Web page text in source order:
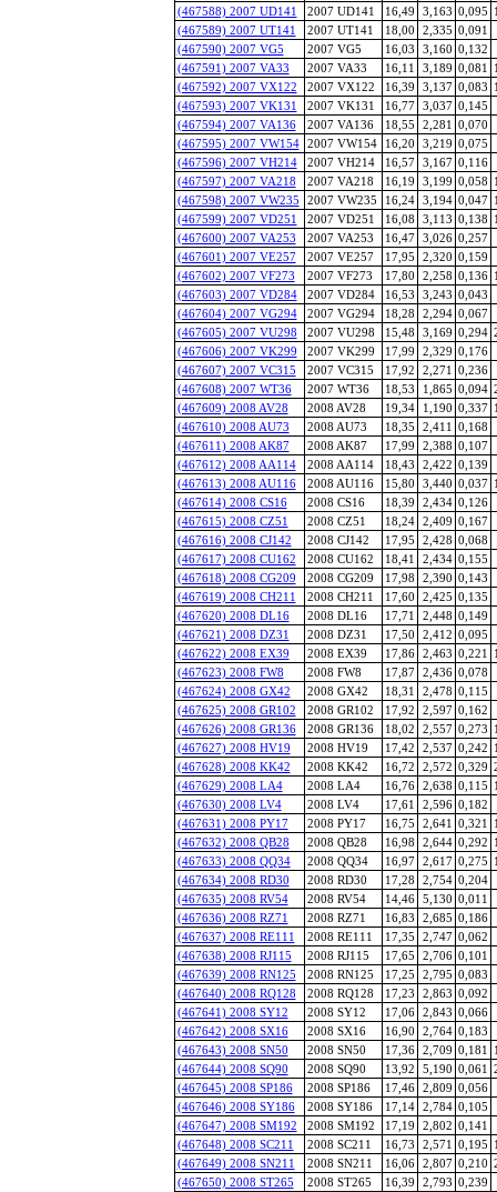
(467588) 2007 UD141
2007 UD141 16,49 3,163 0,095
(467589) 2007 UT141
2007 UT141 18,00 2,335 0,091
(467590) 2007 VG5
2007 VG5 16,03 3,160 0,132
(467591) 2007 VA33
2007 VA33 16,11 3,189 0,081
(467592) 2007 VX122
2007 VX122 16,39 3,137 0,083
(467593) 2007 VK131
2007 VK131 16,77 3,037 0,145
(467594) 2007 VA136
2007 VA136 18,55 2,281 0,070
(467595) 2007 VW154
2007 VW154 16,20 3,219 0,075
(467596) 2007 VH214
2007 VH214 16,57 3,167 0,116
(467597) 2007 VA218
2007 VA218 16,19 3,199 0,058
(467598) 2007 VW235
2007 VW235 16,24 3,194 0,047
(467599) 2007 VD251
2007 VD251 16,08 3,113 0,138
(467600) 2007 VA253
2007 VA253 16,47 3,026 0,257
(467601) 2007 VE257
2007 VE257 17,95 2,320 0,159
(467602) 2007 VF273
2007 VF273 17,80 2,258 0,136
(467603) 2007 VD284
2007 VD284 16,53 3,243 0,043
(467604) 2007 VG294
2007 VG294 18,28 2,294 0,067
(467605) 2007 VU298
2007 VU298 15,48 3,169 0,294
(467606) 2007 VK299
2007 VK299 17,99 2,329 0,176
(467607) 2007 VC315
2007 VC315 17,92 2,271 0,236
(467608) 2007 WT36
2007 WT36 18,53 1,865 0,094
(467609) 2008 AV28
2008 AV28 19,34 1,190 0,337
(467610) 2008 AU73
2008 AU73 18,35 2,411 0,168
(467611) 2008 AK87
2008 AK87 17,99 2,388 0,107
(467612) 2008 AA114
2008 AA114 18,43 2,422 0,139
(467613) 2008 AU116
2008 AU116 15,80 3,440 0,037
(467614) 2008 CS16
2008 CS16 18,39 2,434 0,126
(467615) 2008 CZ51
2008 CZ51 18,24 2,409 0,167
(467616) 2008 CJ142
2008 CJ142 17,95 2,428 0,068
(467617) 2008 CU162
2008 CU162 18,41 2,434 0,155
(467618) 2008 CG209
2008 CG209 17,98 2,390 0,143
(467619) 2008 CH211
2008 CH211 17,60 2,425 0,135
(467620) 2008 DL16
2008 DL16 17,71 2,448 0,149
(467621) 2008 DZ31
2008 DZ31 17,50 2,412 0,095
(467622) 2008 EX39
2008 EX39 17,86 2,463 0,221
(467623) 2008 FW8
2008 FW8 17,87 2,436 0,078
(467624) 2008 GX42
2008 GX42 18,31 2,478 0,115
(467625) 2008 GR102
2008 GR102 17,92 2,597 0,162
(467626) 2008 GR136
2008 GR136 18,02 2,557 0,273
(467627) 2008 HV19
2008 HV19 17,42 2,537 0,242
(467628) 2008 KK42
2008 KK42 16,72 2,572 0,329
(467629) 2008 LA4
2008 LA4 16,76 2,638 0,115
(467630) 2008 LV4
2008 LV4 17,61 2,596 0,182
(467631) 2008 PY17
2008 PY17 16,75 2,641 0,321
(467632) 2008 QB28
2008 QB28 16,98 2,644 0,292
(467633) 2008 QQ34
2008 QQ34 16,97 2,617 0,275
(467634) 2008 RD30
2008 RD30 17,28 2,754 0,204
(467635) 2008 RV54
2008 RV54 14,46 5,130 0,011
(467636) 2008 RZ71
2008 RZ71 16,83 2,685 0,186
(467637) 2008 RE111
2008 RE111 17,35 2,747 0,062
(467638) 2008 RJ115
2008 RJ115 17,65 2,706 0,101
(467639) 2008 RN125
2008 RN125 17,25 2,795 0,083
(467640) 2008 RQ128
2008 RQ128 17,23 2,863 0,092
(467641) 2008 SY12
2008 SY12 17,06 2,843 0,066
(467642) 2008 SX16
2008 SX16 16,90 2,764 0,183
(467643) 2008 SN50
2008 SN50 17,36 2,709 0,181
(467644) 2008 SQ90
2008 SQ90 13,92 5,190 0,061
(467645) 2008 SP186
2008 SP186 17,46 2,809 0,056
(467646) 2008 SY186
2008 SY186 17,14 2,784 0,105
(467647) 2008 SM192
2008 SM192 17,19 2,802 0,141
(467648) 2008 SC211
2008 SC211 16,73 2,571 0,195
(467649) 2008 SN211
2008 SN211 16,06 2,807 0,210
(467650) 2008 ST265
2008 ST265 16,39 2,793 0,239